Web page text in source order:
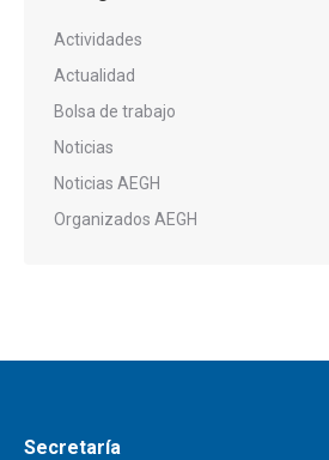
Actividades
Actualidad
Bolsa de trabajo
Noticias
Noticias AEGH
Organizados AEGH
Secretaría